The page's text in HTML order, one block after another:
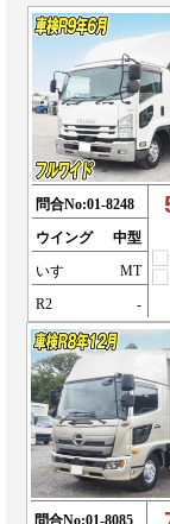
問合No:01-8248
ウイング
中型
いすゞ
MT
R2
-